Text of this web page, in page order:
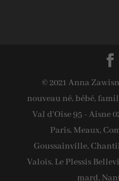
© 2021 Anna
nouveau né, bébé,
Val d'Oise 95 - Aisne
Paris, Meaux,
Goussainville,
Valois, Le Plessis
mard,